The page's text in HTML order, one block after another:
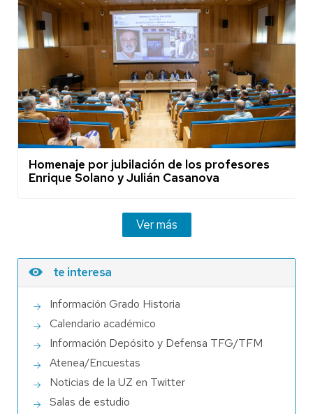
Homenaje por jubilación de los profesores
Enrique Solano y Julián Casanova
Ver más
te interesa
Información Grado Historia
Calendario académico
Información Depósito y Defensa TFG/TFM
Atenea/Encuestas
Noticias de la UZ en Twitter
Salas de estudio